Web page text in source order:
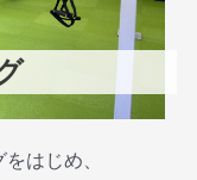
はじめ、